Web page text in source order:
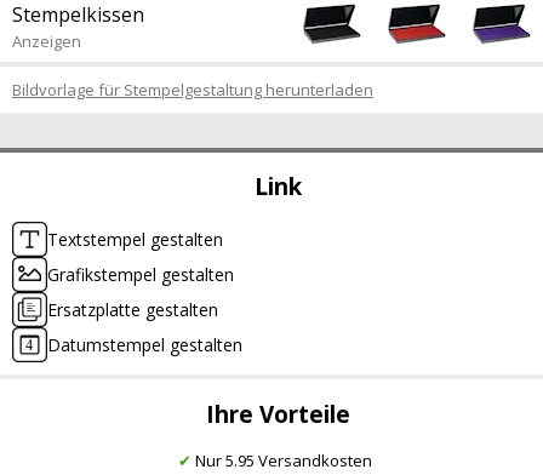
Link
Textstempel gestalten
Grafikstempel gestalten
Ersatzplatte gestalten
Datumstempel gestalten
Ihre Vorteile
✔ Nur 5.95 Versandkosten
Stempelkissen
Anzeigen
Bildvorlage für Stempelgestaltung herunterladen